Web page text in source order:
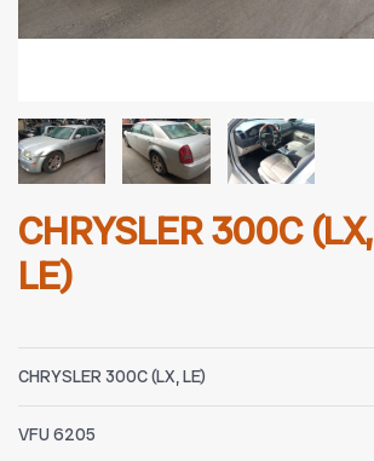
CHRYSLER 300C (LX,
LE)
CHRYSLER 300C (LX, LE)
VFU 6205